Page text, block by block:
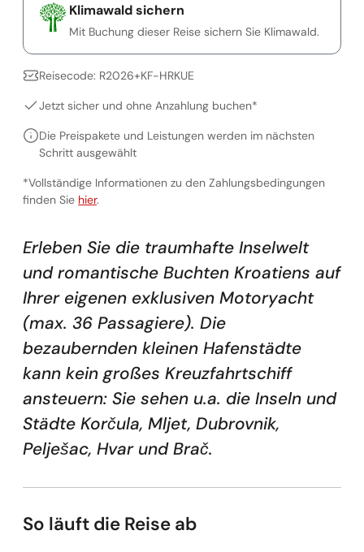
Erleben Sie die traumhafte Inselwelt
und romantische Buchten Kroatiens auf
Ihrer eigenen exklusiven Motoryacht
(max. 36 Passagiere). Die
bezaubernden kleinen Hafenstädte
kann kein großes Kreuzfahrtschiff
ansteuern: Sie sehen u.a. die Inseln und
Städte Korčula, Mljet, Dubrovnik,
Pelješac, Hvar und Brač.
So läuft die Reise ab
Klimawald sichern
Mit Buchung dieser Reise sichern Sie Klimawald.
Reisecode: R2026+KF-HRKUE
Jetzt sicher und ohne Anzahlung buchen*
Die Preispakete und Leistungen werden im nächsten
Schritt ausgewählt
*Vollständige Informationen zu den Zahlungsbedingungen
finden Sie Vollständige Informationen zu den
hier.